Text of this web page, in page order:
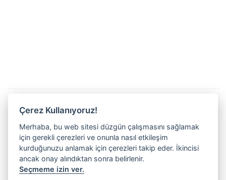
Ürünlerimiz ve hizmetlerimiz hakkında bilgi almak
ve herhangi bir sorunuz için bizimle iletişime
geçmekten çekinmeyin. Satış ve teknik destek
ekiplerimiz kısa sürede sizinle iletişime geçecektir.
LÜTFEN BİZİMLE İLETİŞİME GEÇİN
Çerez Kullanıyoruz!
Merhaba, bu web sitesi düzgün çalışmasını sağlamak
için gerekli çerezleri ve onunla nasıl etkileşim
kurduğunuzu anlamak için çerezleri takip eder. İkincisi
ancak onay alındıktan sonra belirlenir.
Seçmeme izin ver.